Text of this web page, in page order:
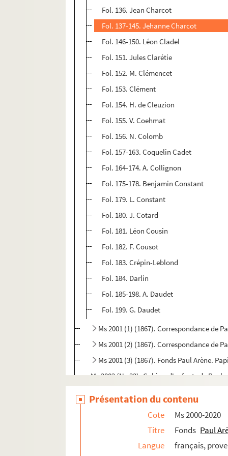
Fol. 136. Jean Charcot
Fol. 137-145. Jehanne Charcot
Fol. 146-150. Léon Cladel
Fol. 151. Jules Clarétie
Fol. 152. M. Clémencet
Fol. 153. Clément
Fol. 154. H. de Cleuzion
Fol. 155. V. Coehmat
Fol. 156. N. Colomb
Fol. 157-163. Coquelin Cadet
Fol. 164-174. A. Collignon
Fol. 175-178. Benjamin Constant
Fol. 179. L. Constant
Fol. 180. J. Cotard
Fol. 181. Léon Cousin
Fol. 182. F. Cousot
Fol. 183. Crépin-Leblond
Fol. 184. Darlin
Fol. 185-198. A. Daudet
Fol. 199. G. Daudet
Ms 2001 (1) (1867). Correspondance de
Ms 2001 (2) (1867). Correspondance de
Ms 2001 (3) (1867). Fonds Paul Arène.
Ms 2002 (No 32). Cahiers d'enfants de Paul,
Présentation du contenu
Cote
Ms 2000-2020
Titre
Fonds Paul
Langue
français,